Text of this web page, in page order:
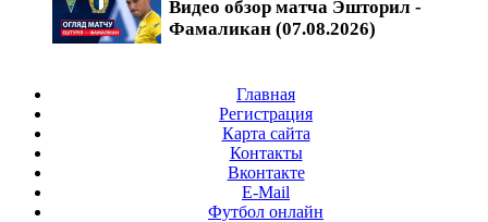
Видео обзор матча Эшторил -
Фамаликан (07.08.2026)
Главная
Регистрация
Карта сайта
Контакты
Вконтакте
E-Mail
Футбол онлайн